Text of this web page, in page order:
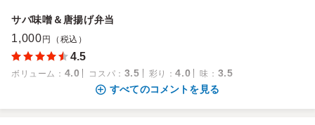
サバ味噌＆唐揚げ弁当
1,000 円（税込）
4.5
ボリューム ： 4.0 コスパ ： 3.5 彩り ：4.0 味 ： 3.5
すべてのコメントを見る